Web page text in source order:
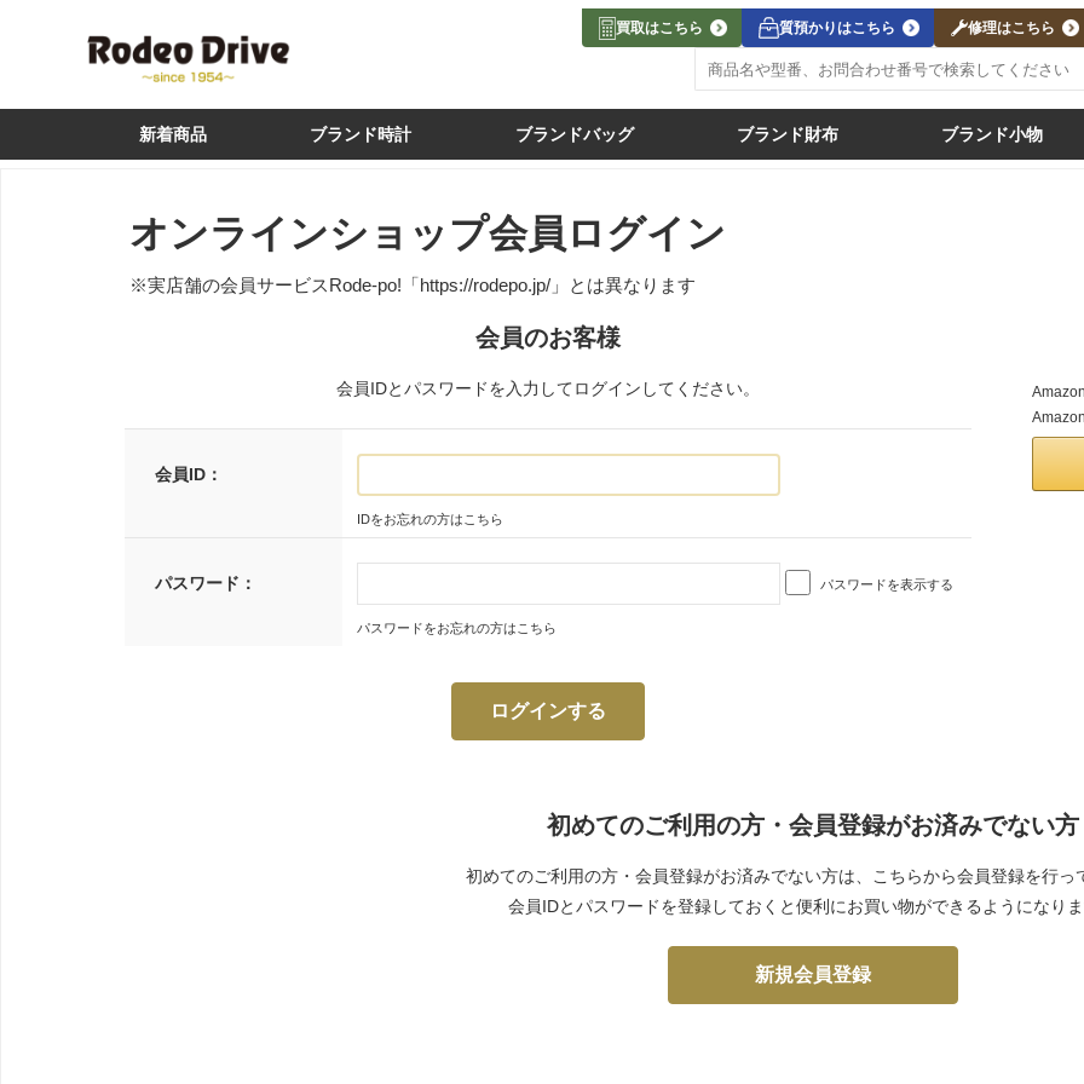
買取はこちら 質預かりはこちら 修理はこちら
新着商品 ブランド時計 ブランドバッグ ブランド財布 ブランド小物
オンラインショップ会員ログイン
※実店舗の会員サービスRode-po! 「https://rodepo.jp/」 とは異なります
会員のお客様
会員IDとパスワードを入力してログインしてください。
会員ID：
IDをお忘れの方はこちら
パスワード： パスワードを表示する
パスワードをお忘れの方はこちら
初めてのご利用の方・会員登録がお済みでない方
初めてのご利用の方・会員登録がお済みでない方は、こちらから会員登録を行っ
会員IDとパスワードを登録しておくと便利にお買い物ができるようになりま